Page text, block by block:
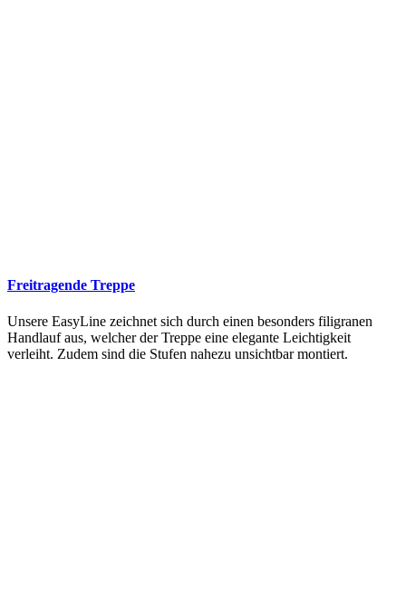
Freitragende Treppe
Unsere EasyLine zeichnet sich durch einen besonders filigranen
Handlauf aus, welcher der Treppe eine elegante Leichtigkeit
verleiht. Zudem sind die Stufen nahezu unsichtbar montiert.